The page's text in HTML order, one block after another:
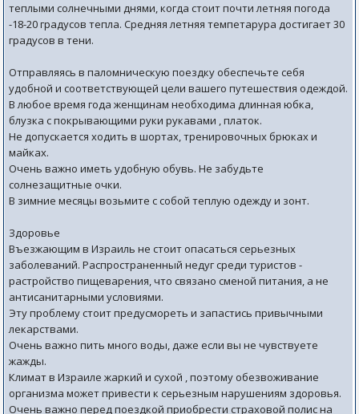
теплыми солнечными днями, когда стоит почти летняя погода
-18-20 градусов тепла. Средняя летняя темпетарура достигает 30
градусов в тени.
Отправляясь в паломническую поездку обеспечьте себя
удобной и соответствующей цели вашего путешествия одеждой.
В любое время года женщинам необходима длинная юбка,
блузка с покрывающими руки рукавами , платок.
Не допускается ходить в шортах, тренировочных брюках и
майках.
Очень важно иметь удобную обувь. Не забудьте
солнезащитные очки.
В зимние месяцы возьмите с собой теплую одежду и зонт.
Здоровье
Въезжающим в Израиль не стоит опасаться серьезных
заболеваний. Распространенный недуг среди туристов -
растройство пищеварения, что связано сменой питания, а не
антисанитарными условиями.
Эту проблему стоит предусмореть и запастись привычными
лекарствами.
Очень важно пить много воды, даже если вы не чувствуете
жажды.
Климат в Израиле жаркий и сухой , поэтому обезвоживание
организма может привести к серьезным нарушениям здоровья.
Очень важно перед поездкой приобрести страховой полис на